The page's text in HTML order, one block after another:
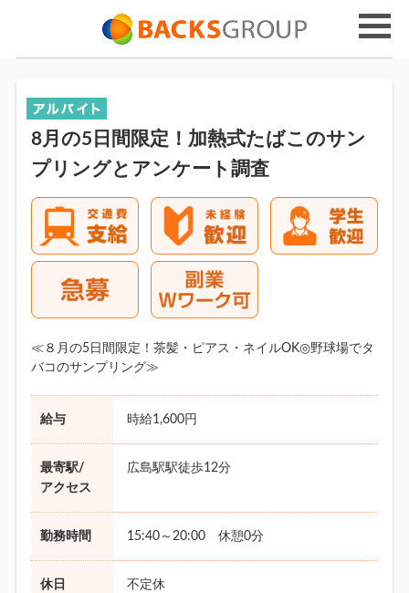
8月の5日間限定！加熱式たばこのサン
プリングとアンケート調査
≪８月の5日間限定！茶髪・ピアス・ネイルOK◎野球場でタ
バコのサンプリング≫
給与 時給1,600円
最寄駅/
アクセス
広島駅駅徒歩12分
勤務時間 15:40～20:00 休憩0分
休日 不定休